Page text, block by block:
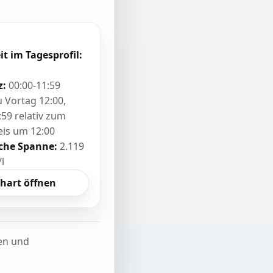
im Tagesprofil:
00:00-11:59
Vortag 12:00,
relativ zum
um 12:00
Spanne: 2.119
öffnen
und